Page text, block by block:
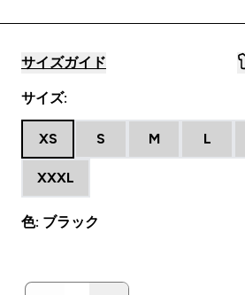
サイズガイド
サイズ:
XS S M L
XXXL
色: ブラック